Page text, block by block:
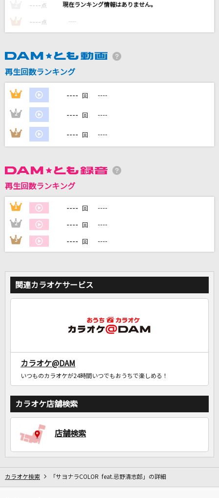
QUEENDOM
恋の終わりの名古屋にひとり
ハッピーエンド
back number
DAMの新曲・ランキングなど
DAMに会員登録・ログインして
カラオケをもっと楽しもう！
---- 点 ----
3 ---- 点 ----
再生回数ランキング
1 ---- 回 ----
2 ---- 回 ----
3 ---- 回 ----
再生回数ランキング
1 ---- 回 ----
2 ---- 回 ----
3 ---- 回 ----
関連カラオケサービス
カラオケ@DAM
いつものカラオケが24時間いつでもおうちで楽しめる！
カラオケ店舗検索
店舗検索
カラオケ検索 「サヨナラCOLOR feat.忌野清志郎」の詳細